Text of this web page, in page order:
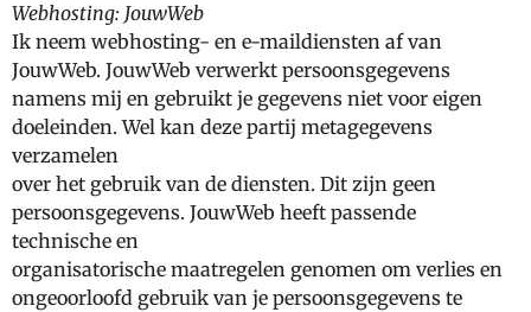
Webhosting: JouwWeb
Ik neem webhosting- en e-maildiensten af van
JouwWeb. JouwWeb verwerkt persoonsgegevens
namens mij en gebruikt je gegevens niet voor eigen
doeleinden. Wel kan deze partij metagegevens
verzamelen
over het gebruik van de diensten. Dit zijn geen
persoonsgegevens. JouwWeb heeft passende
technische en
organisatorische maatregelen genomen om verlies en
ongeoorloofd gebruik van je persoonsgegevens te